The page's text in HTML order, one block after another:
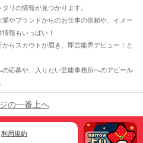
リの情報が見つかります。
やブランドからのお仕事の依頼や、イメー
報もいっぱい！
らスカウトが届き、即芸能界デビュー！と
応募や、入りたい芸能事務所へのアピール
の一番上へ
利用規約